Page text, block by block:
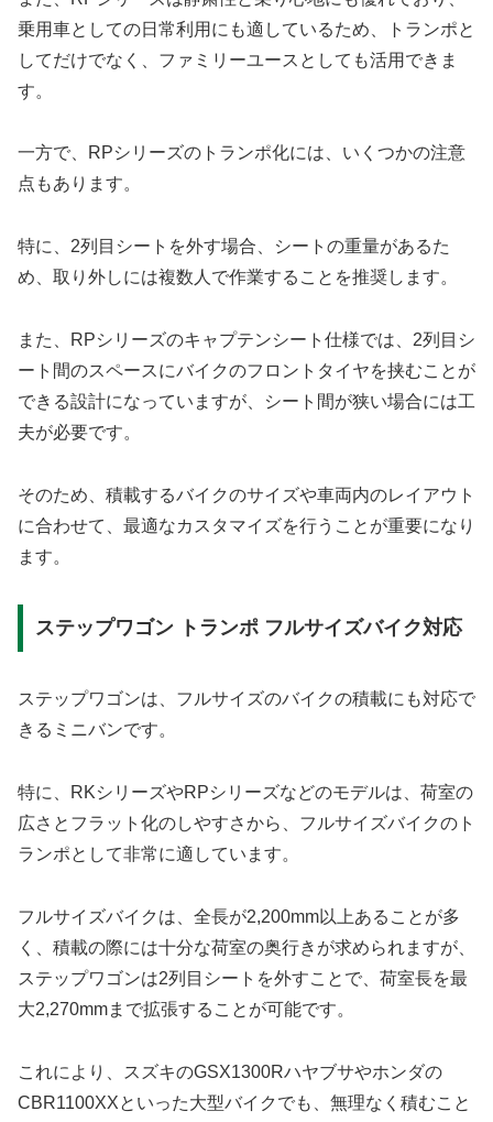
乗用車としての日常利用にも適しているため、トランポと
してだけでなく、ファミリーユースとしても活用できま
す。
一方で、RPシリーズのトランポ化には、いくつかの注意
点もあります。
特に、2列目シートを外す場合、シートの重量があるた
め、取り外しには複数人で作業することを推奨します。
また、RPシリーズのキャプテンシート仕様では、2列目シ
ート間のスペースにバイクのフロントタイヤを挟むことが
できる設計になっていますが、シート間が狭い場合には工
夫が必要です。
そのため、積載するバイクのサイズや車両内のレイアウト
に合わせて、最適なカスタマイズを行うことが重要になり
ます。
ステップワゴン トランポ フルサイズバイク対応
ステップワゴンは、フルサイズのバイクの積載にも対応で
きるミニバンです。
特に、RKシリーズやRPシリーズなどのモデルは、荷室の
広さとフラット化のしやすさから、フルサイズバイクのト
ランポとして非常に適しています。
フルサイズバイクは、全長が2,200mm以上あることが多
く、積載の際には十分な荷室の奥行きが求められますが、
ステップワゴンは2列目シートを外すことで、荷室長を最
大2,270mmまで拡張することが可能です。
これにより、スズキのGSX1300Rハヤブサやホンダの
CBR1100XXといった大型バイクでも、無理なく積むこと